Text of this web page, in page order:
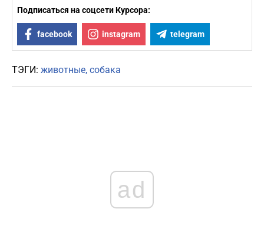
Подписаться на соцсети Курсора:
facebook instagram telegram
ТЭГИ: животные собака
ad